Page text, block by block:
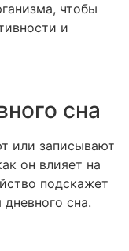
чтобы
и
сна
или записывают
он влияет на
подскажет
сна.